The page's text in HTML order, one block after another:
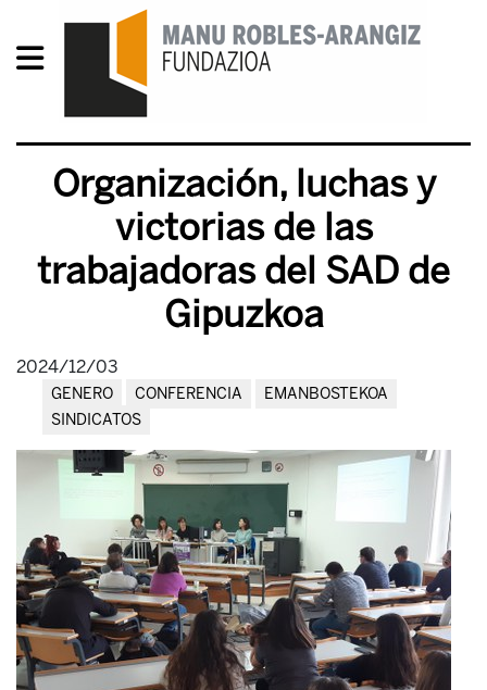
Organización, luchas y
victorias de las
trabajadoras del SAD de
Gipuzkoa
2024/12/03
GENERO CONFERENCIA
EMANBOSTEKOA
SINDICATOS